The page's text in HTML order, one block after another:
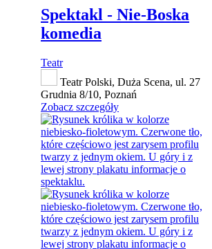
Spektakl - Nie-Boska
komedia
Teatr
Teatr Polski, Duża Scena, ul. 27
Grudnia 8/10, Poznań
Zobacz szczegóły